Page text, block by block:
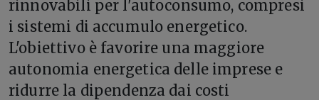
rinnovabili per l'autoconsumo, compresi
i sistemi di accumulo energetico.
L'obiettivo è favorire una maggiore
autonomia energetica delle imprese e
ridurre la dipendenza dai costi